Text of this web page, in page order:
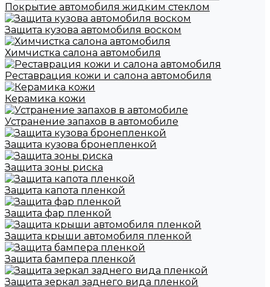
Покрытие автомобиля жидким стеклом
Защита кузова автомобиля воском
Химчистка салона автомобиля
Реставрация кожи и салона автомобиля
Керамика кожи
Устранение запахов в автомобиле
Защита кузова бронепленкой
Защита зоны риска
Защита капота пленкой
Защита фар пленкой
Защита крыши автомобиля пленкой
Защита бампера пленкой
Защита зеркал заднего вида пленкой